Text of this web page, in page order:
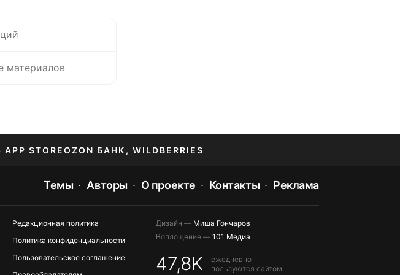
материалов
STOREOZON БАНК, WILDBERRIES
Темы Авторы О проекте Контакты Реклама
Редакционная политика
Политика конфиденциальности
Пользовательское соглашение
Дизайн — Миша Гончаров
Воплощение — 101 Медиа
47,8K
ежедневно
пользуются сайтом